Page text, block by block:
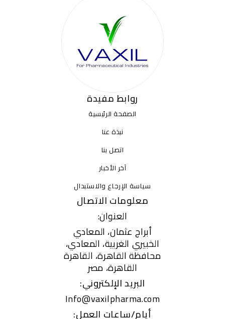
روابط مفيدة
الصفحة الرئيسية
نبذة عنا
اتصل بنا
آخر الأخبار
سياسة الإرجاع والاستبدال
معلومات الاتصال
العنوان:
أبراج عثمان، المعادي
الخبيري الغربية، المعادي،
محافظة القاهرة، القاهرة
القاهرة، مصر
البريد الإلكتروني:
Info@vaxilpharma.com
أيام/ساعات العمل: